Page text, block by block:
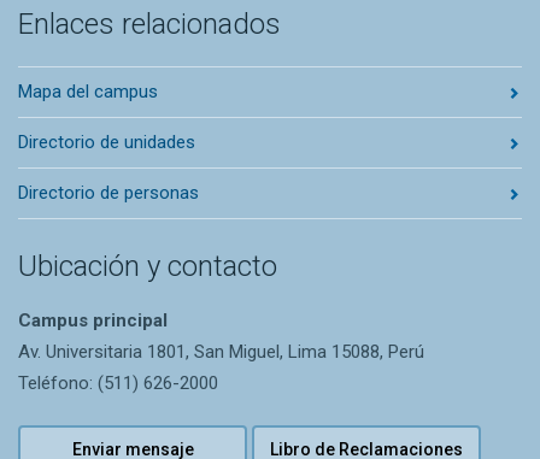
Enlaces relacionados
Mapa del campus
Directorio de unidades
Directorio de personas
Ubicación y contacto
Campus principal
Av. Universitaria 1801, San Miguel, Lima 15088, Perú
Teléfono: (511) 626-2000
Enviar mensaje Libro de Reclamaciones